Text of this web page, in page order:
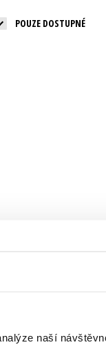
naší
adult (SK)
POUZE DOSTUPNÉ